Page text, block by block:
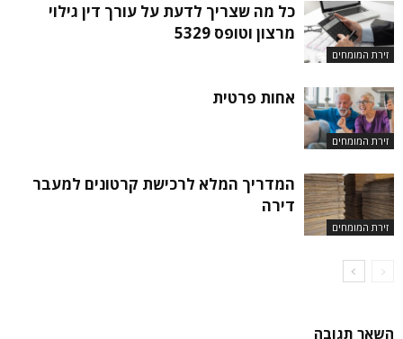
זירת המומחים
כל מה שצריך לדעת על עורך דין גילוי
מרצון וטופס 5329
זירת המומחים
אחות פרטית
זירת המומחים
המדריך המלא לרכישת קרטונים למעבר
דירה
השאר תגובה